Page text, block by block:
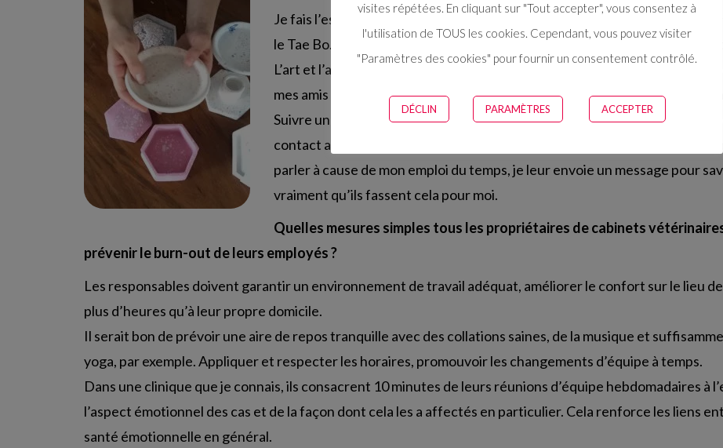
Je fais l’essentiel, je dors 7 heures, je bois beaucoup d’eau et j’essaie de
le Tae Bo. J’ai récemment commencé à méditer et à tenir un journal de
L’art et l’artisanat m’ont beaucoup aidé. Je fais du moulage en résine et
mes amis ou de leur parler au téléphone. Savoir ce qu’ils font dans la vie
Suivre une thérapie est également important et m’a aidé à surmonter les
contact avec mes collègues vétérinaires pour prendre des nouvelles les
parler à cause de mon emploi du temps, je leur envoie un message pour
vraiment qu’ils fassent cela pour moi.
Quelles mesures simples tous les propriétaires de cabinets
prévenir le burn-out de leurs employés ?
Les responsables doivent garantir un environnement de travail adéquat, améliorer le confort sur le lieu
plus d’heures qu’à leur propre domicile.
Il serait bon de prévoir une aire de repos tranquille avec des collations saines, de la musique et
yoga, par exemple. Appliquer et respecter les horaires, promouvoir les changements d’équipe à temps.
Dans une clinique que je connais, ils consacrent 10 minutes de leurs réunions d’équipe hebdomadaires à
l’aspect émotionnel des cas et de la façon dont cela les a affectés en particulier. Cela renforce les liens
santé émotionnelle en général.
visites répétées. En cliquant sur "Tout accepter", vous consentez à
l'utilisation de TOUS les cookies. Cependant, vous pouvez visiter
"Paramètres des cookies" pour fournir un consentement contrôlé.
DÉCLIN PARAMÈTRES ACCEPTER